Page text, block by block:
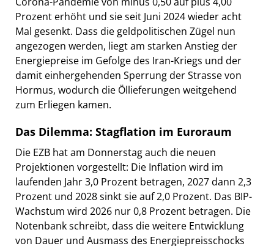
Prozent erhöht und sie seit Juni 2024 wieder acht
Mal gesenkt. Dass die geldpolitischen Zügel nun
angezogen werden, liegt am starken Anstieg der
Energiepreise im Gefolge des Iran-Kriegs und der
damit einhergehenden Sperrung der Strasse von
Hormus, wodurch die Öllieferungen weitgehend
zum Erliegen kamen.
Das Dilemma: Stagflation im Euroraum
Die EZB hat am Donnerstag auch die neuen
Projektionen vorgestellt: Die Inflation wird im
laufenden Jahr 3,0 Prozent betragen, 2027 dann 2,3
Prozent und 2028 sinkt sie auf 2,0 Prozent. Das BIP-
Wachstum wird 2026 nur 0,8 Prozent betragen. Die
Notenbank schreibt, dass die weitere Entwicklung
von Dauer und Ausmass des Energiepreisschocks